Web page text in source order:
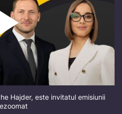
Hajder, este invitatul emisiunii